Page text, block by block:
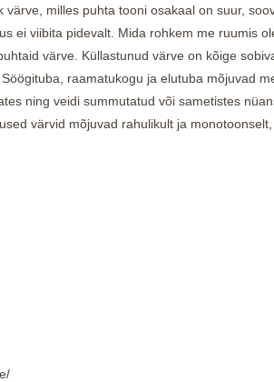
värve, milles puhta tooni osakaal on suur,
ei viibita pidevalt. Mida rohkem me ruumis
värve. Küllastunud värve on kõige
raamatukogu ja elutuba mõjuvad
ning veidi summutatud või sametistes
värvid mõjuvad rahulikult ja